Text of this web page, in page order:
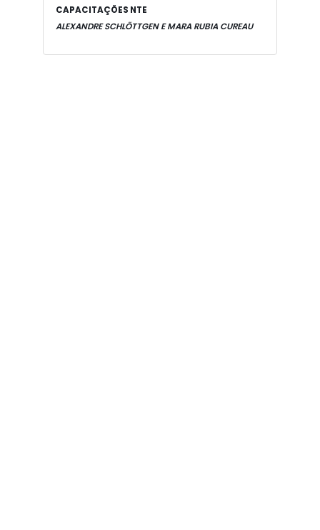
CAPACITAÇÕES NTE
ALEXANDRE SCHLÖTTGEN E MARA RUBIA CUREAU